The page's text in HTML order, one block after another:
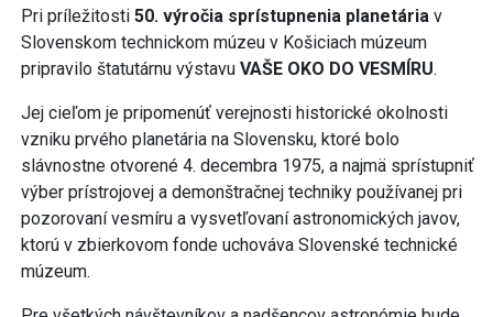
Pri príležitosti 50. výročia sprístupnenia planetária v
Slovenskom technickom múzeu v Košiciach múzeum
pripravilo štatutárnu výstavu VAŠE OKO DO VESMÍRU.
Jej cieľom je pripomenúť verejnosti historické okolnosti
vzniku prvého planetária na Slovensku, ktoré bolo
slávnostne otvorené 4. decembra 1975, a najmä sprístupniť
výber prístrojovej a demonštračnej techniky používanej pri
pozorovaní vesmíru a vysvetľovaní astronomických javov,
ktorú v zbierkovom fonde uchováva Slovenské technické
múzeum.